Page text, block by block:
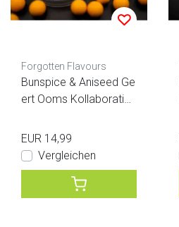
Forgotten Flavours
Bunspice & Aniseed Ge
ert Ooms Kollaboration
EUR 14,99
Vergleichen